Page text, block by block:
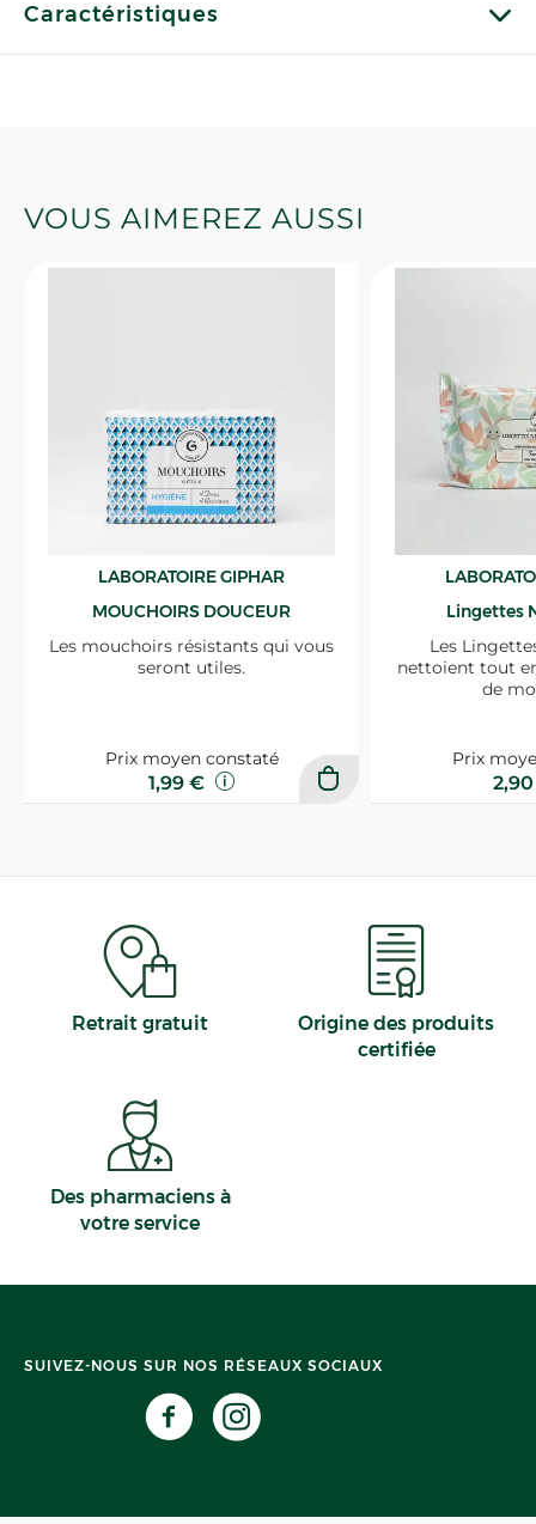
Caractéristiques
VOUS AIMEREZ AUSSI
LABORATOIRE GIPHAR
MOUCHOIRS DOUCEUR
Les mouchoirs résistants qui vous
seront utiles.
Prix moyen constaté
1,99 €
Lingettes
Les
nettoient tout
de
Prix
Retrait gratuit
Origine des produits
certifiée
Des pharmaciens à
votre service
SUIVEZ-NOUS SUR NOS RÉSEAUX SOCIAUX